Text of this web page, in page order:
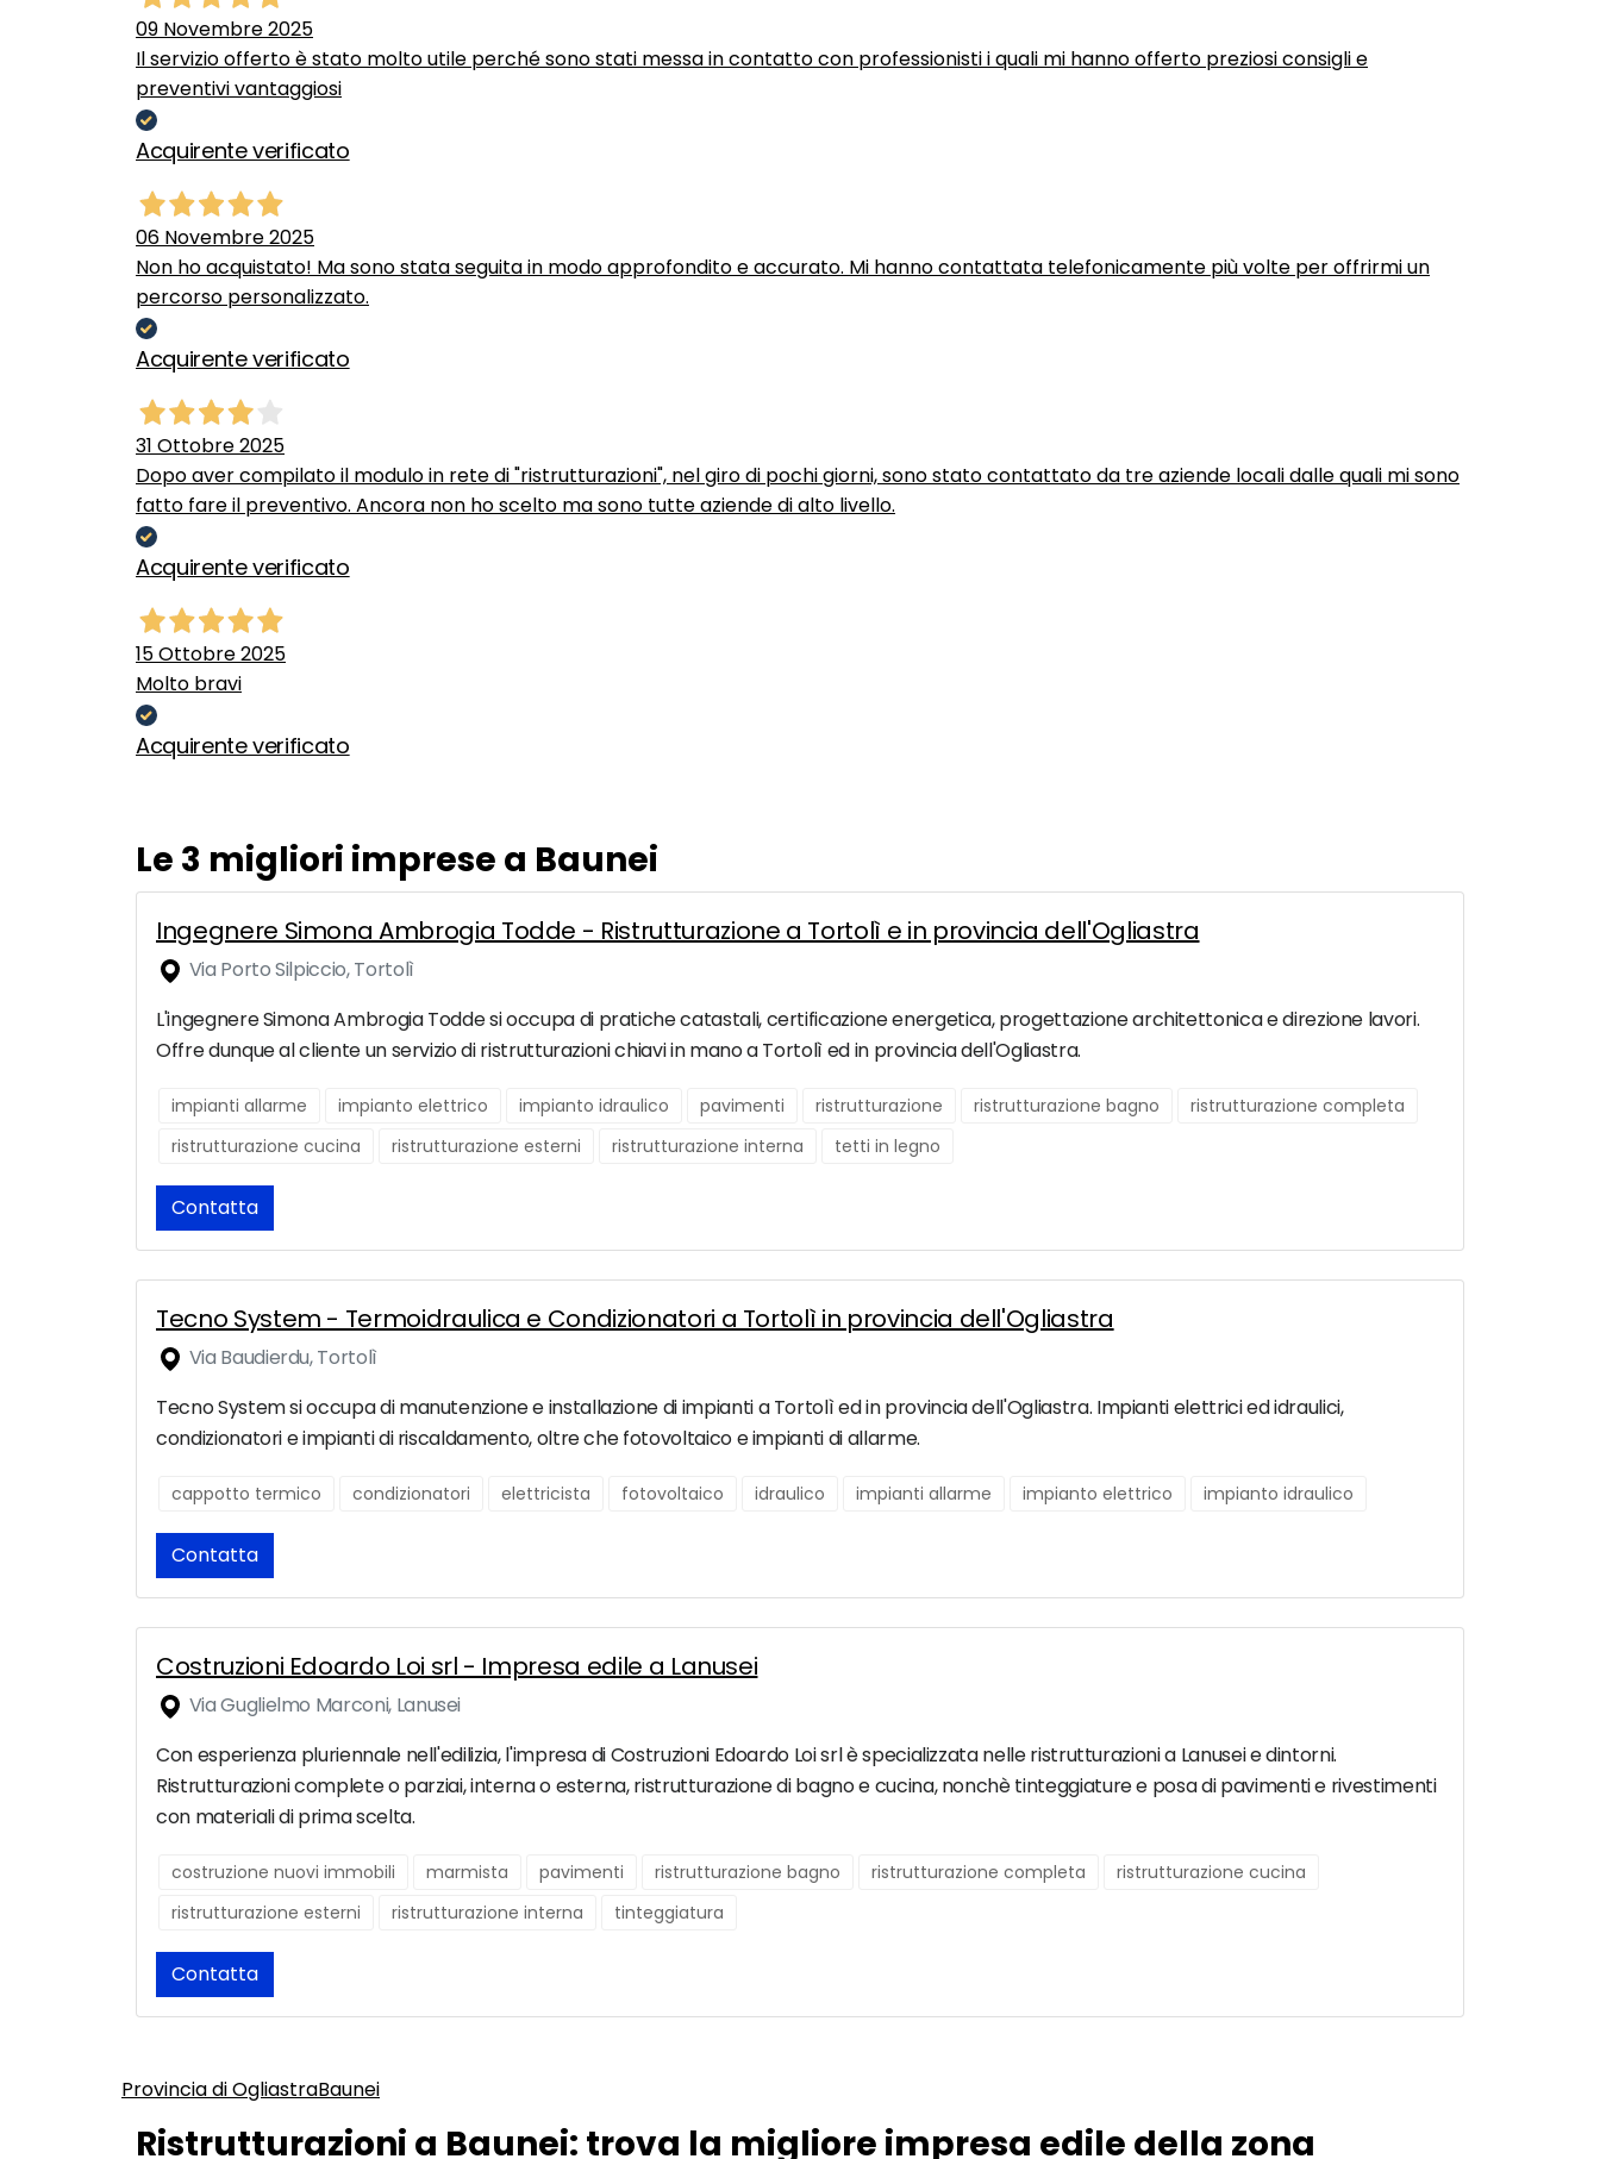
09 Novembre 2025
Il servizio offerto è stato molto utile perché sono stati messa in contatto con professionisti i quali mi hanno offerto preziosi consigli e
preventivi vantaggiosi
Acquirente verificato
06 Novembre 2025
Non ho acquistato! Ma sono stata seguita in modo approfondito e accurato. Mi hanno contattata telefonicamente più volte per offrirmi un
percorso personalizzato.
Acquirente verificato
31 Ottobre 2025
Dopo aver compilato il modulo in rete di "ristrutturazioni", nel giro di pochi giorni, sono stato contattato da tre aziende locali dalle quali mi sono
fatto fare il preventivo. Ancora non ho scelto ma sono tutte aziende di alto livello.
Acquirente verificato
15 Ottobre 2025
Molto bravi
Acquirente verificato
Le 3 migliori imprese a Baunei
Ingegnere Simona Ambrogia Todde - Ristrutturazione a Tortolì e in provincia dell'Ogliastra
Via Porto Silpiccio, Tortolì
L'ingegnere Simona Ambrogia Todde si occupa di pratiche catastali, certificazione energetica, progettazione architettonica e direzione lavori.
Offre dunque al cliente un servizio di ristrutturazioni chiavi in mano a Tortolì ed in provincia dell'Ogliastra.
impianti allarme impianto elettrico impianto idraulico pavimenti ristrutturazione ristrutturazione bagno
ristrutturazione completa
ristrutturazione cucina
ristrutturazione esterni ristrutturazione interna tetti in legno
Contatta
Tecno System - Termoidraulica e Condizionatori a Tortolì in provincia dell'Ogliastra
Via Baudierdu, Tortolì
Tecno System si occupa di manutenzione e installazione di impianti a Tortolì ed in provincia dell'Ogliastra. Impianti elettrici ed idraulici,
condizionatori e impianti di riscaldamento, oltre che fotovoltaico e impianti di allarme.
cappotto termico condizionatori elettricista fotovoltaico idraulico impianti allarme impianto elettrico impianto idraulico
Contatta
Costruzioni Edoardo Loi srl - Impresa edile a Lanusei
Via Guglielmo Marconi, Lanusei
Con esperienza pluriennale nell'edilizia, l'impresa di Costruzioni Edoardo Loi srl è specializzata nelle ristrutturazioni a Lanusei e dintorni.
Ristrutturazioni complete o parziai, interna o esterna, ristrutturazione di bagno e cucina, nonchè tinteggiature e posa di pavimenti e rivestimenti
con materiali di prima scelta.
costruzione nuovi immobili marmista pavimenti ristrutturazione bagno ristrutturazione completa
ristrutturazione cucina
ristrutturazione esterni
ristrutturazione interna tinteggiatura
Contatta
Provincia di OgliastraBaunei
Ristrutturazioni a Baunei: trova la migliore impresa edile della zona